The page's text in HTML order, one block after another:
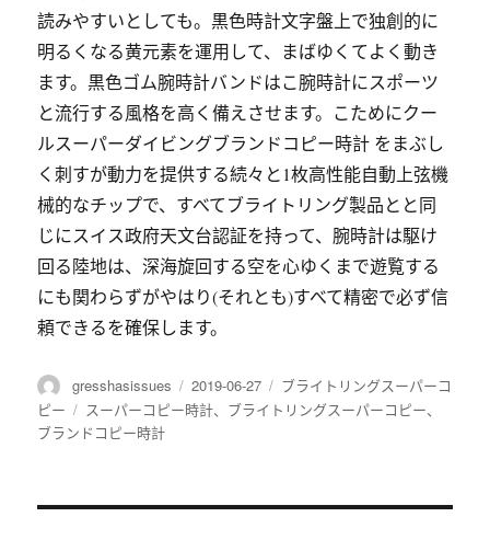
読みやすいとしても。黒色時計文字盤上で独創的に
明るくなる黄元素を運用して、まばゆくてよく動き
ます。黒色ゴム腕時計バンドはこ腕時計にスポーツ
と流行する風格を高く備えさせます。こためにクー
ルスーパーダイビングブランドコピー時計 をまぶし
く刺すが動力を提供する続々と1枚高性能自動上弦機
械的なチップで、すべてブライトリング製品とと同
じにスイス政府天文台認証を持って、腕時計は駆け
回る陸地は、深海旋回する空を心ゆくまで遊覧する
にも関わらずがやはり(それとも)すべて精密で必ず信
頼できるを確保します。
作
者
gresshasissues
发
布
2019-06-27
分
类
ブライトリングスーパーコ
ピー
标
签
スーパーコピー時計、 ブライトリングスーパーコピー、
ブランドコピー時計